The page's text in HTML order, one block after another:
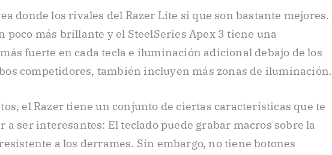
donde los rivales del Razer Lite si que son bastante mejores.
poco más brillante y el SteelSeries Apex 3 tiene una
fuerte en cada tecla e iluminación adicional debajo de los
competidores, también incluyen más zonas de iluminación.
el Razer tiene un conjunto de ciertas características que te
a ser interesantes: El teclado puede grabar macros sobre la
a los derrames. Sin embargo, no tiene botones